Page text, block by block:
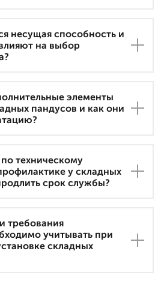
несущая способность и
на выбор
элементы
пандусов и как они
техническому
у складных
срок службы?
требования
учитывать при
складных